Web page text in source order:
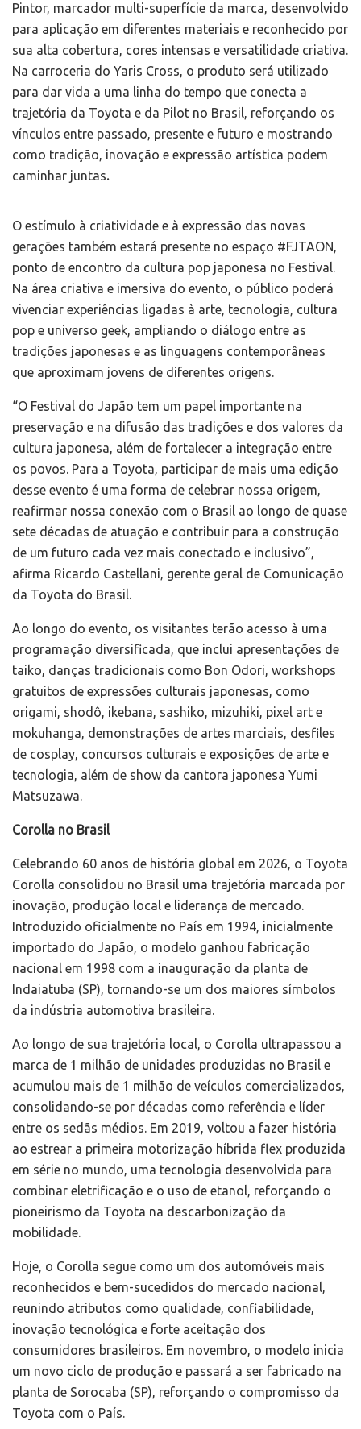
Pintor, marcador multi-superfície da marca, desenvolvido
para aplicação em diferentes materiais e reconhecido por
sua alta cobertura, cores intensas e versatilidade criativa.
Na carroceria do Yaris Cross, o produto será utilizado
para dar vida a uma linha do tempo que conecta a
trajetória da Toyota e da Pilot no Brasil, reforçando os
vínculos entre passado, presente e futuro e mostrando
como tradição, inovação e expressão artística podem
caminhar juntas.
O estímulo à criatividade e à expressão das novas
gerações também estará presente no espaço #FJTAON,
ponto de encontro da cultura pop japonesa no Festival.
Na área criativa e imersiva do evento, o público poderá
vivenciar experiências ligadas à arte, tecnologia, cultura
pop e universo geek, ampliando o diálogo entre as
tradições japonesas e as linguagens contemporâneas
que aproximam jovens de diferentes origens.
“O Festival do Japão tem um papel importante na
preservação e na difusão das tradições e dos valores da
cultura japonesa, além de fortalecer a integração entre
os povos. Para a Toyota, participar de mais uma edição
desse evento é uma forma de celebrar nossa origem,
reafirmar nossa conexão com o Brasil ao longo de quase
sete décadas de atuação e contribuir para a construção
de um futuro cada vez mais conectado e inclusivo”,
afirma Ricardo Castellani, gerente geral de Comunicação
da Toyota do Brasil.
Ao longo do evento, os visitantes terão acesso à uma
programação diversificada, que inclui apresentações de
taiko, danças tradicionais como Bon Odori, workshops
gratuitos de expressões culturais japonesas, como
origami, shodô, ikebana, sashiko, mizuhiki, pixel art e
mokuhanga, demonstrações de artes marciais, desfiles
de cosplay, concursos culturais e exposições de arte e
tecnologia, além de show da cantora japonesa Yumi
Matsuzawa.
Corolla no Brasil
Celebrando 60 anos de história global em 2026, o Toyota
Corolla consolidou no Brasil uma trajetória marcada por
inovação, produção local e liderança de mercado.
Introduzido oficialmente no País em 1994, inicialmente
importado do Japão, o modelo ganhou fabricação
nacional em 1998 com a inauguração da planta de
Indaiatuba (SP), tornando-se um dos maiores símbolos
da indústria automotiva brasileira.
Ao longo de sua trajetória local, o Corolla ultrapassou a
marca de 1 milhão de unidades produzidas no Brasil e
acumulou mais de 1 milhão de veículos comercializados,
consolidando-se por décadas como referência e líder
entre os sedãs médios. Em 2019, voltou a fazer história
ao estrear a primeira motorização híbrida flex produzida
em série no mundo, uma tecnologia desenvolvida para
combinar eletrificação e o uso de etanol, reforçando o
pioneirismo da Toyota na descarbonização da
mobilidade.
Hoje, o Corolla segue como um dos automóveis mais
reconhecidos e bem-sucedidos do mercado nacional,
reunindo atributos como qualidade, confiabilidade,
inovação tecnológica e forte aceitação dos
consumidores brasileiros. Em novembro, o modelo inicia
um novo ciclo de produção e passará a ser fabricado na
planta de Sorocaba (SP), reforçando o compromisso da
Toyota com o País.